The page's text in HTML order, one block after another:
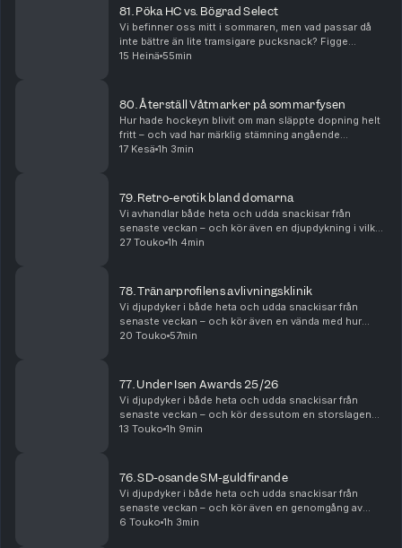
81. Pöka HC vs. Bögrad Select
Vi befinner oss mitt i sommaren, men vad passar då
inte bättre än lite tramsigare pucksnack? Figge
förklarar varför det här är den värsta tiden på året för
15 Heinä 55min
80. Återställ Våtmarker på sommarfysen
Hur hade hockeyn blivit om man släppte dopning helt
fritt – och vad har märklig stämning angående
kvinnobröst eller suspensoarer av kevlar med det hela
17 Kesä 1h 3min
79. Retro-erotik bland domarna
Vi avhandlar både heta och udda snackisar från
senaste veckan – och kör även en djupdykning i vilka
intressen en lång rad hockeyprofiler osar att ha!
27 Touko 1h 4min
78. Tränarprofilens avlivningsklinik
Vi djupdyker i både heta och udda snackisar från
senaste veckan – och kör även en vända med hur
betydligt mer kreativa och oväntade ”peptalk” runt
20 Touko 57min
77. Under Isen Awards 25/26
Vi djupdyker i både heta och udda snackisar från
senaste veckan – och kör dessutom en storslagen
gala, med mängder av speciella priser, för att
13 Touko 1h 9min
76. SD-osande SM-guldfirande
Vi djupdyker i både heta och udda snackisar från
senaste veckan – och kör även en genomgång av
grabbarnas säsongsbingo! Det blir dessutom en
6 Touko 1h 3min